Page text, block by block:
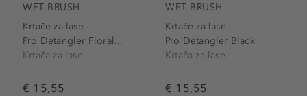
WET BRUSH
Krtače za lase
Pro Detangler Floral...
Krtača za lase
€ 15,55
WET BRUSH
Krtače za lase
Pro Detangler Black
Krtača za lase
€ 15,55